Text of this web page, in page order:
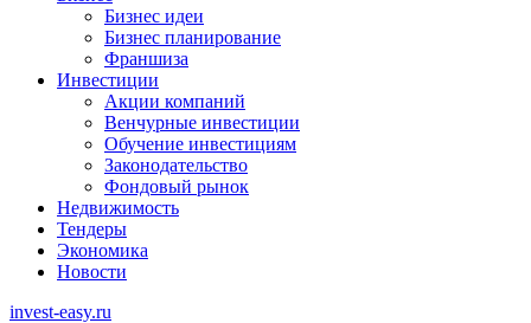
Бизнес идеи
Бизнес планирование
Франшиза
Инвестиции
Акции компаний
Венчурные инвестиции
Обучение инвестициям
Законодательство
Фондовый рынок
Недвижимость
Тендеры
Экономика
Новости
invest-easy.ru